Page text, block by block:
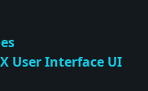
User Interface UI